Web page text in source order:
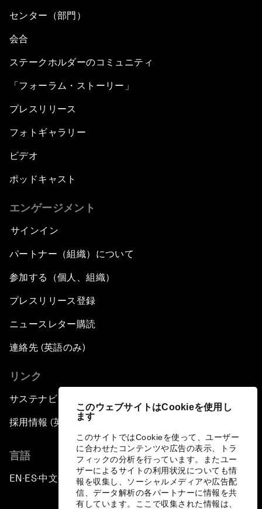
このウェブサイトはCookieを使用し
ます
このサイトではCookieを使って、ユーザー
に合わせたコンテンツや広告の表示、トラ
フィックの分析を行っています。またユー
ザーによるサイトの利用状況についても情
報を収集し、ソーシャルメディアや広告配
信、データ解析の各パートナーに情報を共
有しています。ここで収集された情報は、
センター（部門）
会合
ステークホルダーのコミュニティ
「フォーラム・ストーリー」
プレスリリース
フォトギャラリー
ビデオ
ポッドキャスト
エンゲージメント
サインイン
パートナー（組織）について
参加する（個人、組織）
プレスリリース登録
ニュースレター購読
連絡先 (英語のみ)
リンク
サステナビリティへの取り組み
採用情報 (英語のみ)
言語
EN ▪ ES▪中文▪ 日本語